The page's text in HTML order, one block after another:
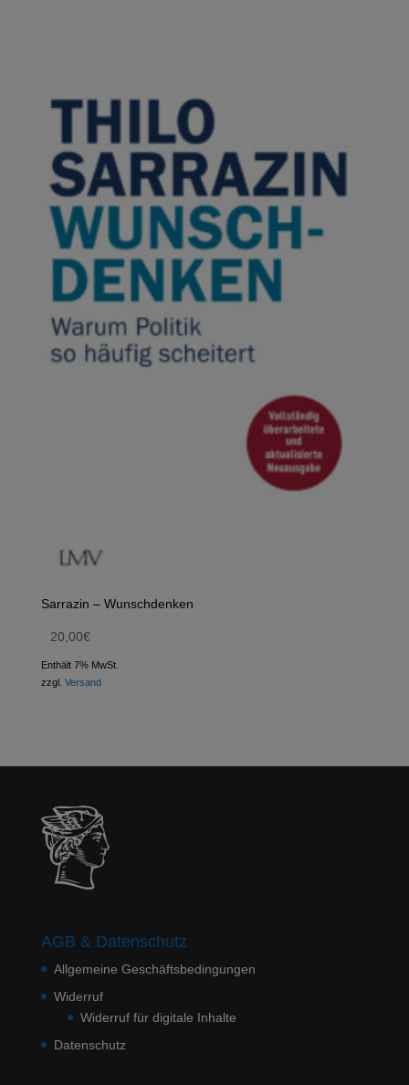
Sarrazin – Wunschdenken
20,00€
Enthält 7% MwSt.
zzgl. Versand
AGB & Datenschutz
Allgemeine Geschäftsbedingungen
Widerruf
Widerruf für digitale Inhalte
Datenschutz